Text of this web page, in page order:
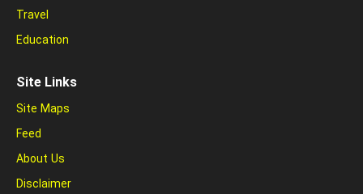
Travel
Education
Site Links
Site Maps
Feed
About Us
Disclaimer